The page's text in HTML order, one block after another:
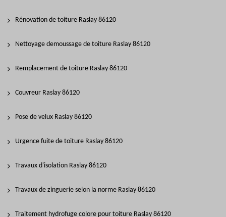
Rénovation de toiture Raslay 86120
Nettoyage demoussage de toiture Raslay 86120
Remplacement de toiture Raslay 86120
Couvreur Raslay 86120
Pose de velux Raslay 86120
Urgence fuite de toiture Raslay 86120
Travaux d'isolation Raslay 86120
Travaux de zinguerie selon la norme Raslay 86120
Traitement hydrofuge colore pour toiture Raslay 86120